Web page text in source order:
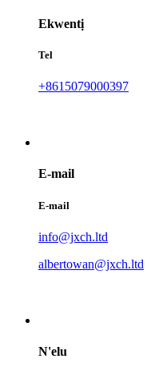
Ekwentị
Tel
+8615079000397
E-mail
E-mail
info@jxch.ltd
albertowan@jxch.ltd
N'elu